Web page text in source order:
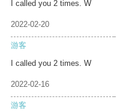
I called you 2 times. W
2022-02-20
游客
I called you 2 times. W
2022-02-16
游客